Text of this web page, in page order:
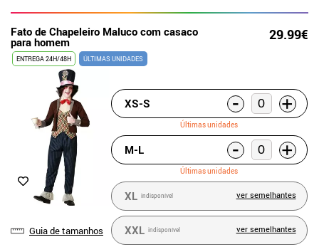
Fato de Chapeleiro Maluco com casaco
para homem 29.99€
ENTREGA 24H/48H ÚLTIMAS UNIDADES
Guia de tamanhos
XS-S - +
Últimas unidades
M-L - +
Últimas unidades
XL indisponível ver semelhantes
XXL indisponível ver semelhantes